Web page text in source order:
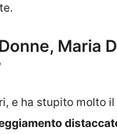
Maria
e ha stupito molto